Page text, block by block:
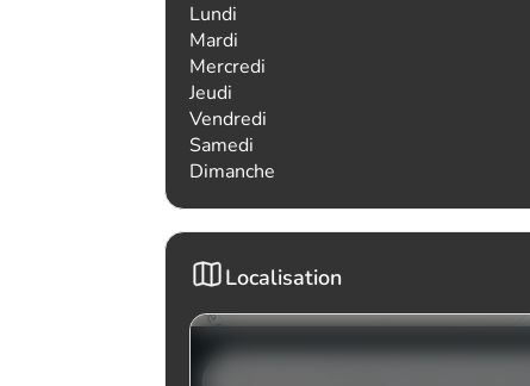
Lundi
Mardi
Mercredi
Jeudi
Vendredi
Samedi
Dimanche
Localisation